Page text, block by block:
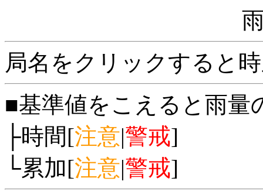
局名をクリックすると
■基準値をこえると雨量
├時間[注意|警戒]
└累加[注意|警戒]